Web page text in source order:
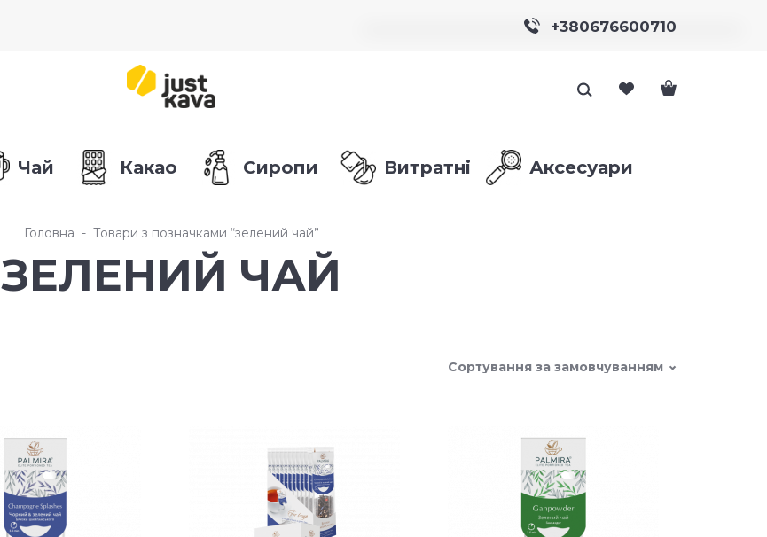
+380676600710
Чай Какао Сиропи Витратні Аксесуари
Головна Товари з позначками “зелений чай”
ЗЕЛЕНИЙ ЧАЙ
Сортування за замовчуванням